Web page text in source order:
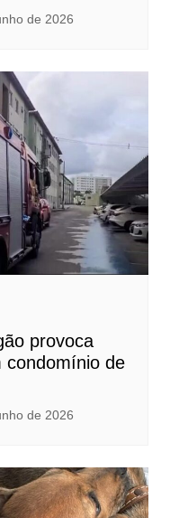
de 2026
provoca
condomínio de
de 2026